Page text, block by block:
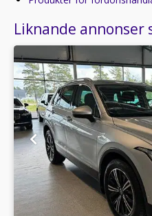
Liknande annonser